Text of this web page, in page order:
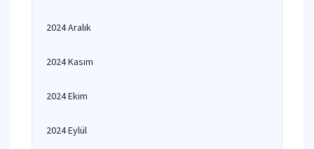
2024 Aralık
2024 Kasım
2024 Ekim
2024 Eylül